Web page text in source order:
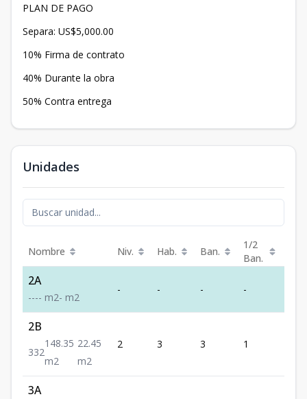
PLAN DE PAGO
Separa: US$5,000.00
10% Firma de contrato
40% Durante la obra
50% Contra entrega
Unidades
Nombre Niv. Hab. Ban.
1/2
Ban.
2A
---- m2- m2
- - - -
2B
332
148.35
m2
22.45
m2
2 3 3 1
3A